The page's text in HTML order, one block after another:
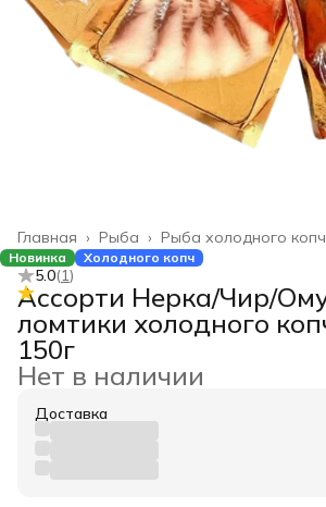
Рыба холодного
Рыба ›
Главная ›
Новинка Холодного копч
5.0(1)
Ассорти Нерка/Чир/
ломтики холодного
150г
Нет в наличии
Доставка